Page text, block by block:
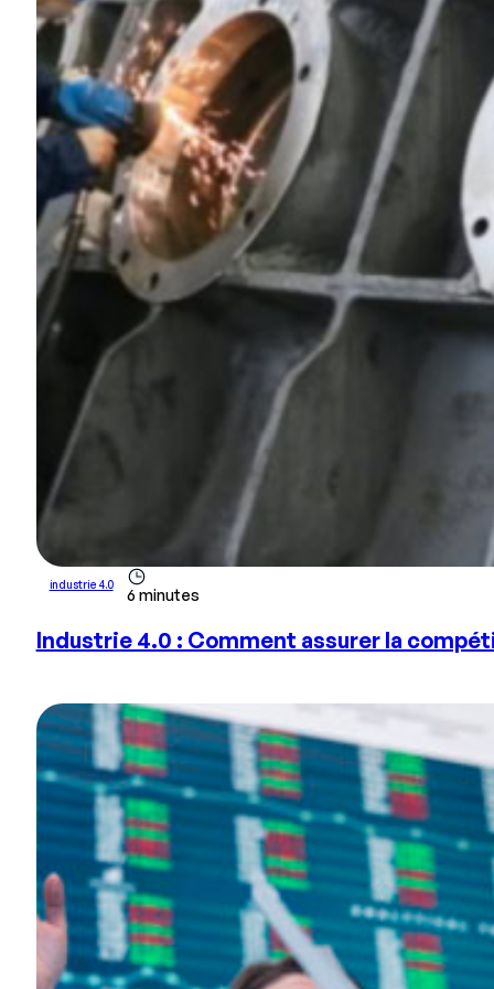
industrie 4.0
6 minutes
Industrie 4.0 : Comment assurer la